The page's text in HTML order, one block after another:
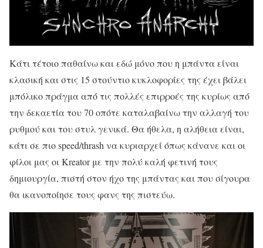
Κάτι τέτοιο παθαίνω και εδώ μόνο που η μπάντα είναι
κλασική και στις 15 στούντιο κυκλοφορίες της έχει βάλει
μπόλικο πράγμα από τις πολλές επιρροές της κυρίως από
την δεκαετία του 70 οπότε καταλαβαίνω την αλλαγή του
ρυθμού και του στυλ γενικά. Θα ήθελα, η αλήθεια είναι,
κάτι σε πιο speed/thrash να κυριαρχεί όπως κάνανε και οι
φίλοι μας οι Kreator με την πολύ καλή φετινή τους
δημιουργία, πιστή στον ήχο της μπάντας και που σίγουρα
θα ικανοποίησε τους φανς της πιστεύω.